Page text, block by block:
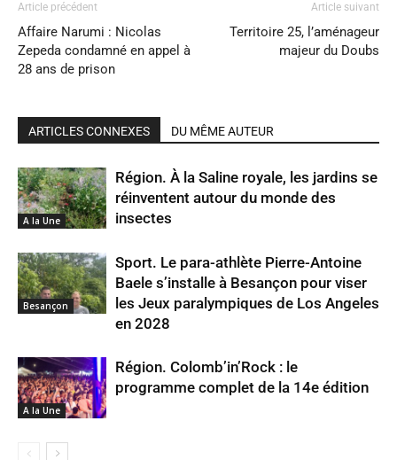
Article précédent
Affaire Narumi : Nicolas
Zepeda condamné en appel à
28 ans de prison
Article suivant
Territoire 25, l’aménageur
majeur du Doubs
ARTICLES CONNEXES DU MÊME AUTEUR
A la Une
Région. À la Saline royale, les jardins se
réinventent autour du monde des
insectes
Besançon
Sport. Le para-athlète Pierre-Antoine
Baele s’installe à Besançon pour viser
les Jeux paralympiques de Los Angeles
en 2028
A la Une
Région. Colomb’in’Rock : le
programme complet de la 14e édition